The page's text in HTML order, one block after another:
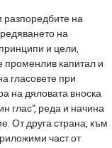
разпоредбите на
на
и цели,
променлив капитал и
гласовете при
на дяловата вноска
глас”, реда и начина
От друга страна, към
част от